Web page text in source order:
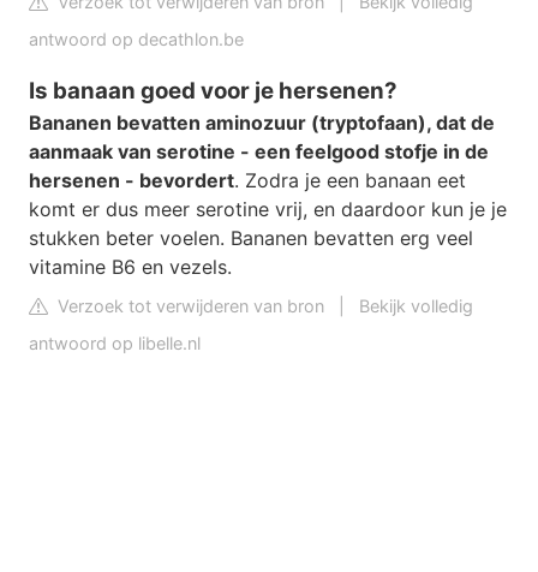
antwoord op decathlon.be
Is banaan goed voor je hersenen?
Bananen bevatten aminozuur (tryptofaan), dat de
aanmaak van serotine - een feelgood stofje in de
hersenen - bevordert. Zodra je een banaan eet
komt er dus meer serotine vrij, en daardoor kun je je
stukken beter voelen. Bananen bevatten erg veel
vitamine B6 en vezels.
Verzoek tot verwijderen van bron
Bekijk volledig
antwoord op libelle.nl